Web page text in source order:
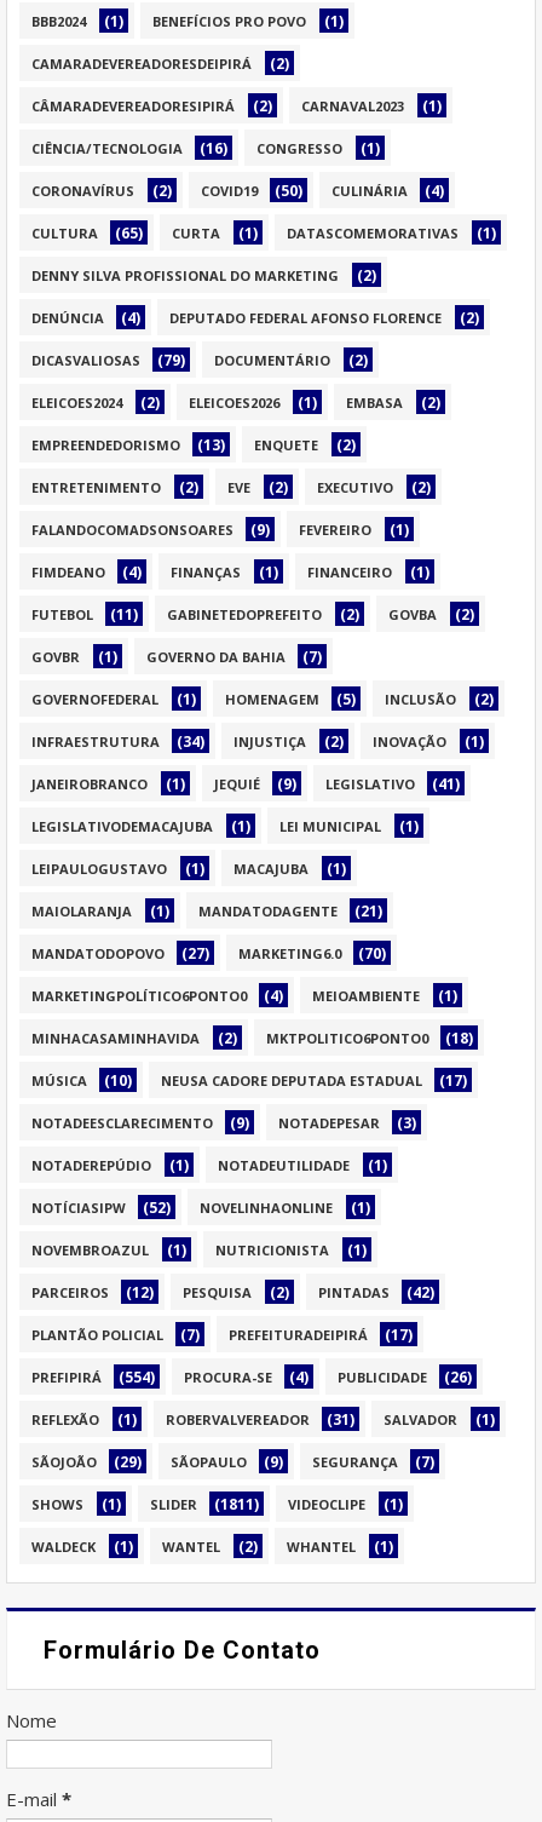
BBB2024 (1) BENEFÍCIOS PRO POVO (1)
CAMARADEVEREADORESDEIPIRÁ (2)
CÂMARADEVEREADORESIPIRÁ (2) CARNAVAL2023 (1)
CIÊNCIA/TECNOLOGIA (16) CONGRESSO (1)
CORONAVÍRUS (2) COVID19 (50) CULINÁRIA (4)
CULTURA (65) CURTA (1) DATASCOMEMORATIVAS (1)
DENNY SILVA PROFISSIONAL DO MARKETING (2)
DENÚNCIA (4) DEPUTADO FEDERAL AFONSO FLORENCE (2)
DICASVALIOSAS (79) DOCUMENTÁRIO (2)
ELEICOES2024 (2) ELEICOES2026 (1) EMBASA (2)
EMPREENDEDORISMO (13) ENQUETE (2)
ENTRETENIMENTO (2) EVE (2) EXECUTIVO (2)
FALANDOCOMADSONSOARES (9) FEVEREIRO (1)
FIMDEANO (4) FINANÇAS (1) FINANCEIRO (1)
FUTEBOL (11) GABINETEDOPREFEITO (2) GOVBA (2)
GOVBR (1) GOVERNO DA BAHIA (7)
GOVERNOFEDERAL (1) HOMENAGEM (5) INCLUSÃO (2)
INFRAESTRUTURA (34) INJUSTIÇA (2) INOVAÇÃO (1)
JANEIROBRANCO (1) JEQUIÉ (9) LEGISLATIVO (41)
LEGISLATIVODEMACAJUBA (1) LEI MUNICIPAL (1)
LEIPAULOGUSTAVO (1) MACAJUBA (1)
MAIOLARANJA (1) MANDATODAGENTE (21)
MANDATODOPOVO (27) MARKETING6.0 (70)
MARKETINGPOLÍTICO6PONTO0 (4) MEIOAMBIENTE (1)
MINHACASAMINHAVIDA (2) MKTPOLITICO6PONTO0 (18)
MÚSICA (10) NEUSA CADORE DEPUTADA ESTADUAL (17)
NOTADEESCLARECIMENTO (9) NOTADEPESAR (3)
NOTADEREPÚDIO (1) NOTADEUTILIDADE (1)
NOTÍCIASIPW (52) NOVELINHAONLINE (1)
NOVEMBROAZUL (1) NUTRICIONISTA (1)
PARCEIROS (12) PESQUISA (2) PINTADAS (42)
PLANTÃO POLICIAL (7) PREFEITURADEIPIRÁ (17)
PREFIPIRÁ (554) PROCURA-SE (4) PUBLICIDADE (26)
REFLEXÃO (1) ROBERVALVEREADOR (31) SALVADOR (1)
SÃOJOÃO (29) SÃOPAULO (9) SEGURANÇA (7)
SHOWS (1) SLIDER (1811) VIDEOCLIPE (1)
WALDECK (1) WANTEL (2) WHANTEL (1)
Formulário De Contato
Nome
E-mail *